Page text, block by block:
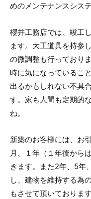
めのメンテナンスシス
櫻井工務店では、竣工
ます。大工道具を持参
の微調整も行っており
時に気になっているこ
出るかもしれない不具
す。家も人間も定期的
ね。
新築のお客様には、お
月、１年（１年後から
きます。また2年、5年
し、建物を維持する為
もさせて頂いております